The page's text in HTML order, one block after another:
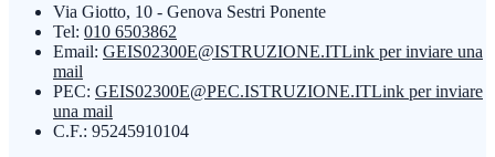
Via Giotto, 10 - Genova Sestri Ponente
Tel: 010 6503862
Email: GEIS02300E@ISTRUZIONE.ITLink per inviare una
mail
PEC: GEIS02300E@PEC.ISTRUZIONE.ITLink per inviare
una mail
C.F.: 95245910104